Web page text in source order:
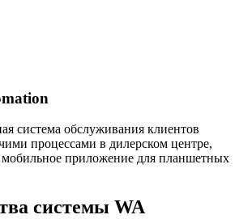
система обслуживания клиентов
процессами в дилерском центре,
мобильное приложение для планшетных
системы WA